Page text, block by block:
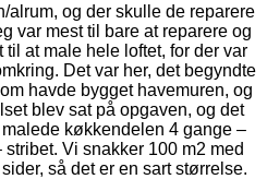
alrum, og der skulle de reparere
var mest til bare at reparere og
til at male hele loftet, for der var
Det var her, det begyndte
havde bygget havemuren, og
blev sat på opgaven, og det
køkkendelen 4 gange –
Vi snakker 100 m2 med
så det er en sart størrelse.